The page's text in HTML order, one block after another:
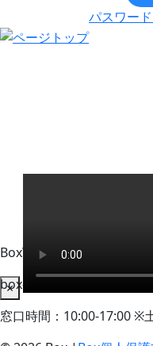
パスワー
BoxWorks Tokyo + Osaka
box-
窓口時間：10:00-17:00 ※
×